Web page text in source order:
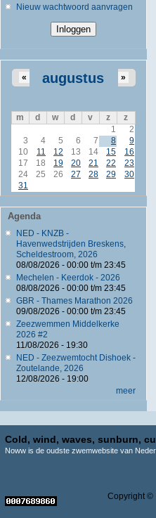
Nieuw wachtwoord aanvragen
augustus
« »
m d w d v z
z
1
2
3
4 5 6 7 8
9
10
11 12 13 14 15
16
17
18 19 20 21 22
23
24
25 26 27 28 29
30
31
Agenda
NED - KNZB -
Havenwedstrijden Breskens,
Scheldestroom, 2026
08/08/2026 - 00:00t/m 23:45
Mechelen - Keerdok - 2026
08/08/2026 - 00:00t/m 23:45
GBR - Thames Marathon 2026
09/08/2026 - 00:00t/m 23:45
Zeezwemmen Middelkerke
2026 #2
11/08/2026 - 19:30
NED - Zeezwemtocht Dishoek -
Zoutelande, 2026
12/08/2026 - 19:00
meer
Cold, wind, waves, sunburn,
Noww is de oudste zwemwebsite van
Copyright